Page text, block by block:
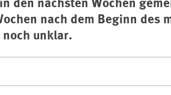
nach dem Beginn des
unklar.